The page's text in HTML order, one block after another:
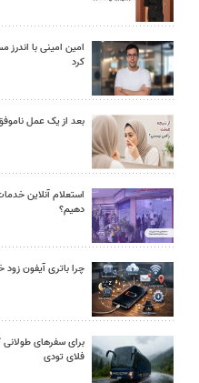
امین امینی با
کرد
بعد از یک عمل
استعلام آنلاین
دهیم؟
چرا باتری آیفون زود خالی می
برای سفرهای طولانی
فلای تودی